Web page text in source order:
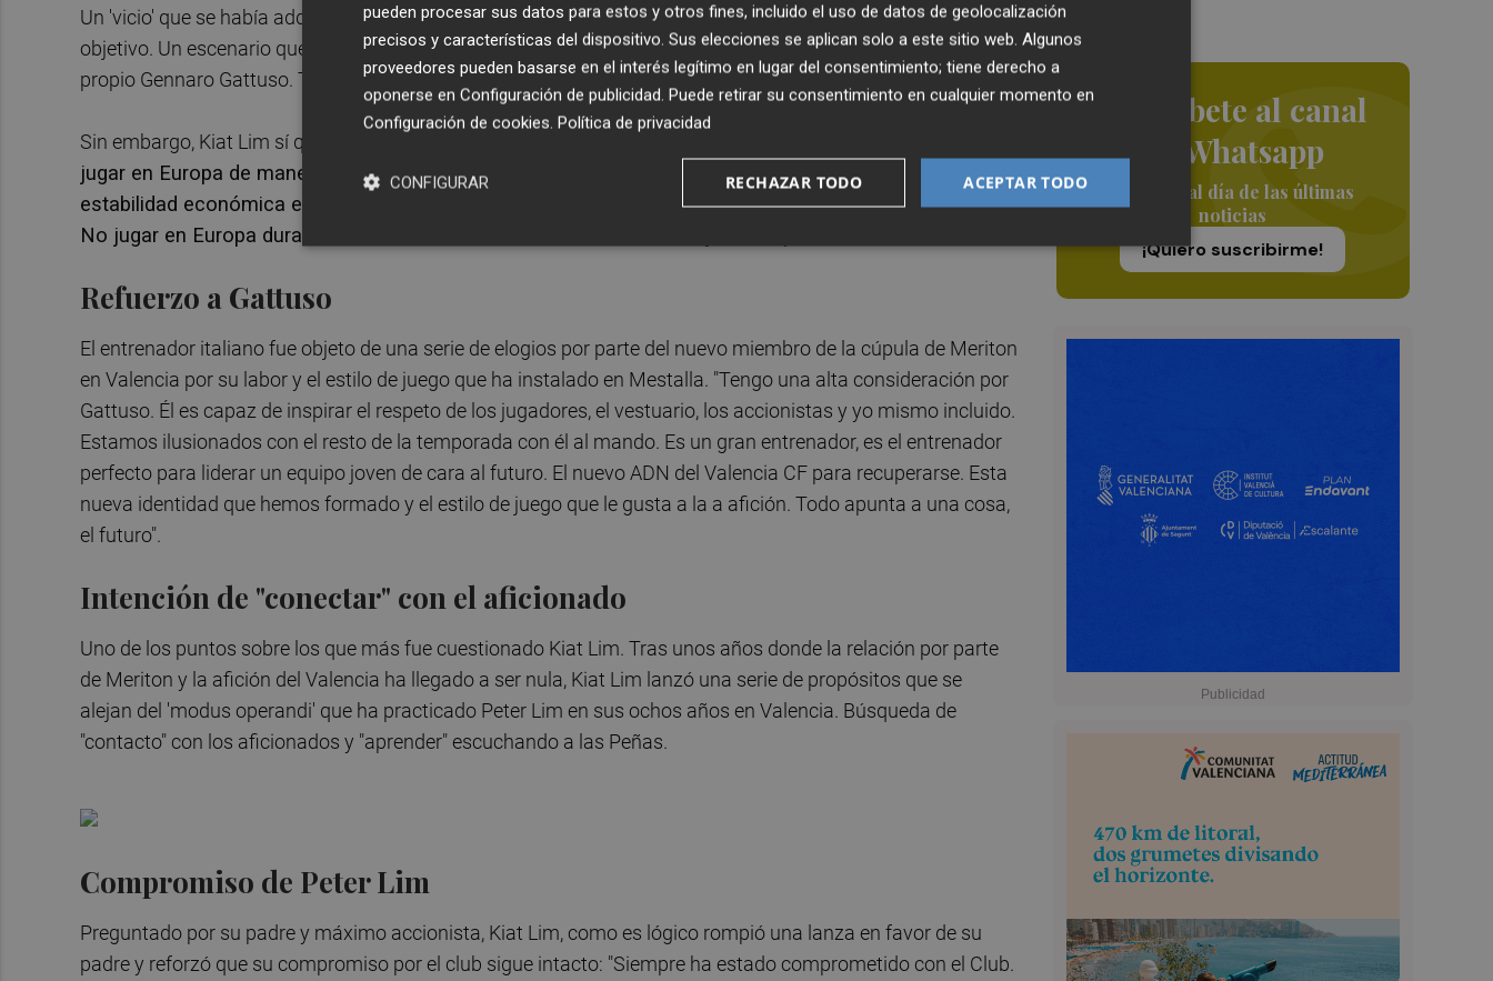
Suscríbete al canal
de Whatsapp
Siempre al día de las últimas
noticias
¡Quiero suscribirme!
Un 'vicio' que se había adquirido en el seno de Meriton en las últimas temporadas es el temor a fijar un
objetivo. Un escenario que incluso han trasladado los últimos entrenadores como Javi Gracia, Bordalás o el
propio Gennaro Gattuso. Tampoco el director técnico Miguel Ángel Corona lo especificó en rueda de prensa.
Sin embargo, Kiat Lim sí que ha trazado una meta: Europa. "Siempre queremos jugar en Europa.
jugar en Europa de manera constante, año tras año. Para que eso suceda, primero tiene que haber
estabilidad económica en el club. Entiendo que no han sido unos últimos años fáciles para la afición.
No jugar en Europa durante más de mil días...", reflexionó sobre el objetivo deportivo del Valencia CF.
Refuerzo a Gattuso
El entrenador italiano fue objeto de una serie de elogios por parte del nuevo miembro de la cúpula de Meriton
en Valencia por su labor y el estilo de juego que ha instalado en Mestalla. "Tengo una alta consideración por
Gattuso. Él es capaz de inspirar el respeto de los jugadores, el vestuario, los accionistas y yo mismo incluido.
Estamos ilusionados con el resto de la temporada con él al mando. Es un gran entrenador, es el entrenador
perfecto para liderar un equipo joven de cara al futuro. El nuevo ADN del Valencia CF para recuperarse. Esta
nueva identidad que hemos formado y el estilo de juego que le gusta a la a afición. Todo apunta a una cosa,
el futuro".
Intención de "conectar" con el aficionado
Uno de los puntos sobre los que más fue cuestionado Kiat Lim. Tras unos años donde la relación por parte
de Meriton y la afición del Valencia ha llegado a ser nula, Kiat Lim lanzó una serie de propósitos que se
alejan del 'modus operandi' que ha practicado Peter Lim en sus ochos años en Valencia. Búsqueda de
"contacto" con los aficionados y "aprender" escuchando a las Peñas.
Compromiso de Peter Lim
Preguntado por su padre y máximo accionista, Kiat Lim, como es lógico rompió una lanza en favor de su
padre y reforzó que su compromiso por el club sigue intacto: "Siempre ha estado comprometido con el Club.
pueden procesar sus datos para estos y otros fines, incluido el uso de datos de geolocalización
precisos y características del dispositivo. Sus elecciones se aplican solo a este sitio web. Algunos
proveedores pueden basarse en el interés legítimo en lugar del consentimiento; tiene derecho a
oponerse en Configuración de publicidad. Puede retirar su consentimiento en cualquier momento en
Configuración de cookies. Política de privacidad
ACEPTAR TODO
RECHAZAR TODO
CONFIGURAR